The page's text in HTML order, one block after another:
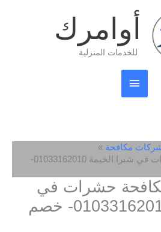
أوامرك
للخدمات المنزلية
القائمة
الرئيسية
مكافحة
افضل شركة مكافحة حشرات في شبرا الخيمة 01033162010-
حشرات في
شبرا الخيمة 01033162010- خصم